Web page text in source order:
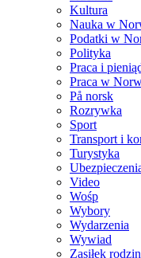
Kultura
Nauka w
Podatki w
Polityka
Praca i
Praca w
På norsk
Rozrywka
Sport
Transport i
Turystyka
Video
Wośp
Wybory
Wydarzenia
Wywiad
Zasiłek